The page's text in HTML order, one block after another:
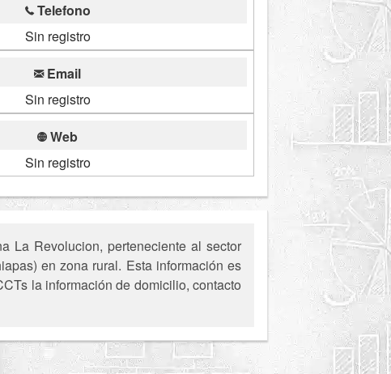
Telefono
Sin registro
Email
Sin registro
Web
Sin registro
La Revolucion, perteneciente al sector
en zona rural. Esta información es
la información de domicilio, contacto